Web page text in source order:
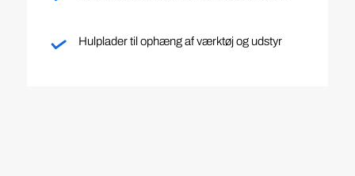
Hulplader til ophæng af værktøj og udstyr